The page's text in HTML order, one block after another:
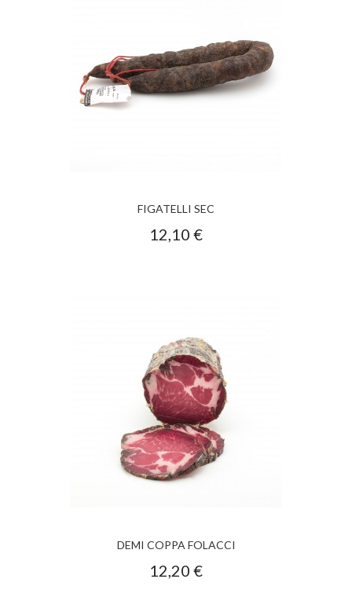
FIGATELLI SEC
12,10 €
DEMI COPPA FOLACCI
12,20 €